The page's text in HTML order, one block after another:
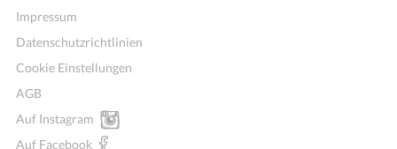
Impressum
Datenschutzrichtlinien
Cookie Einstellungen
AGB
Auf Instagram
Auf Facebook